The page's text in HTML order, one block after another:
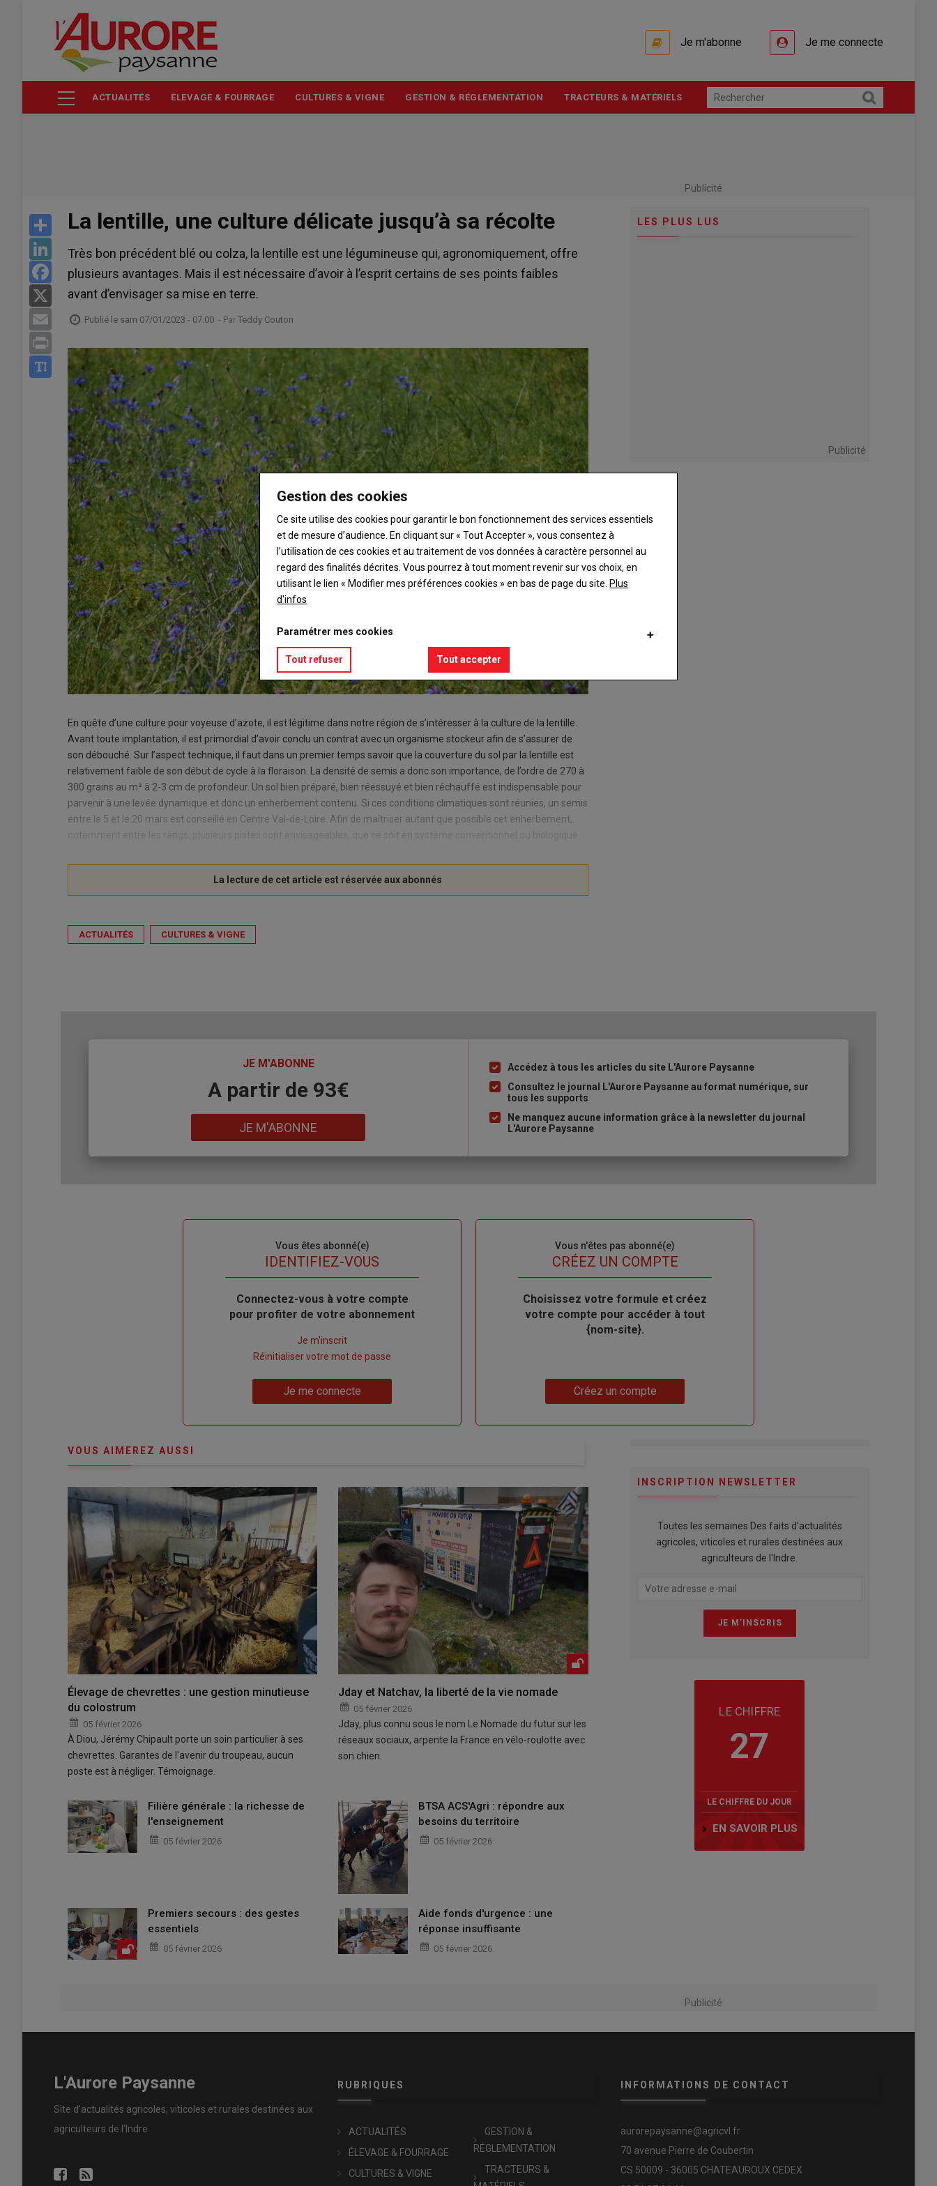
contenu
Je m'abonne Je me connecte
ACTUALITÉS ÉLEVAGE & FOURRAGE CULTURES & VIGNE GESTION & RÉGLEMENTATION TRACTEURS & MATÉRIELS
Publicité
Share
LinkedIn
Facebook
Email
La lentille, une culture délicate jusqu’à sa récolte
Très bon précédent blé ou colza, la lentille est une légumineuse qui, agronomiquement, offre
plusieurs avantages. Mais il est nécessaire d’avoir à l’esprit certains de ses points faibles
avant d’envisager sa mise en terre.
Publié le sam 07/01/2023 - 07:00 - Par Teddy Couton
En quête d’une culture pour voyeuse d’azote, il est légitime dans notre région de s’intéresser à la culture de la lentille.
Avant toute implantation, il est primordial d’avoir conclu un contrat avec un organisme stockeur afin de s’assurer de
son débouché. Sur l’aspect technique, il faut dans un premier temps savoir que la couverture du sol par la lentille est
relativement faible de son début de cycle à la floraison. La densité de semis a donc son importance, de l’ordre de 270 à
300 grains au m² à 2-3 cm de profondeur. Un sol bien préparé, bien réessuyé et bien réchauffé est indispensable pour
parvenir à une levée dynamique et donc un enherbement contenu. Si ces conditions climatiques sont réunies, un semis
entre le 5 et le 20 mars est conseillé en Centre Val-de-Loire. Afin de maîtriser autant que possible cet enherbement,
ACTUALITÉS CULTURES & VIGNE
LES PLUS LUS
Publicité
JE M'ABONNE
A partir de 93€
JE M'ABONNE
Liste
à
puce
Accédez à tous les articles du site L'Aurore Paysanne
Consultez le journal L'Aurore Paysanne au format numérique, sur
tous les supports
Ne manquez aucune information grâce à la newsletter du journal
L'Aurore Paysanne
Vous êtes abonné(e)
IDENTIFIEZ-VOUS
Body
Connectez-vous à votre compte
pour profiter de votre abonnement
compte"
Je m'inscrit
Réinitialiser votre mot de passe
Je me connecte
Vous n'êtes pas abonné(e)
TITRECRÉEZ UN COMPTE
Body
Choisissez votre formule et créez
votre compte pour accéder à tout
{nom-site}.
Créez un compte
VOUS AIMEREZ AUSSI
Élevage de chevrettes : une gestion minutieuse
du colostrum
05 février 2026
À Diou, Jérémy Chipault porte un soin particulier à ses
chevrettes. Garantes de l'avenir du troupeau, aucun
poste est à négliger. Témoignage.
Jday et Natchav, la liberté de la vie nomade
05 février 2026
Jday, plus connu sous le nom Le Nomade du futur sur les
réseaux sociaux, arpente la France en vélo-roulotte avec
son chien.
Filière générale : la richesse de
l'enseignement
05 février 2026
BTSA ACS'Agri : répondre aux
besoins du territoire
05 février 2026
Premiers secours : des gestes
essentiels
05 février 2026
Aide fonds d'urgence : une
réponse insuffisante
05 février 2026
INSCRIPTION NEWSLETTER
Toutes les semaines Des faits d'actualités
agricoles, viticoles et rurales destinées aux
agriculteurs de l'Indre.
LE CHIFFRE
27
LE CHIFFRE DU JOUR
EN SAVOIR PLUS
Publicité
L'Aurore Paysanne
Site d'actualités agricoles, viticoles et rurales destinées aux
agriculteurs de l'Indre.
RUBRIQUES
ACTUALITÉS
ÉLEVAGE & FOURRAGE
CULTURES & VIGNE
GESTION &
RÉGLEMENTATION
TRACTEURS &
INFORMATIONS DE CONTACT
aurorepaysanne@agricvl.fr
70 avenue Pierre de Coubertin
CS 50009 - 36005 CHATEAUROUX CEDEX
Gestion des cookies
Ce site utilise des cookies pour garantir le bon fonctionnement des services essentiels
et de mesure d’audience. En cliquant sur « Tout Accepter », vous consentez à
l’utilisation de ces cookies et au traitement de vos données à caractère personnel au
regard des finalités décrites. Vous pourrez à tout moment revenir sur vos choix, en
utilisant le lien « Modifier mes préférences cookies » en bas de page du site. Plus
d'infos
Paramétrer mes cookies
Tout refuser Tout accepter